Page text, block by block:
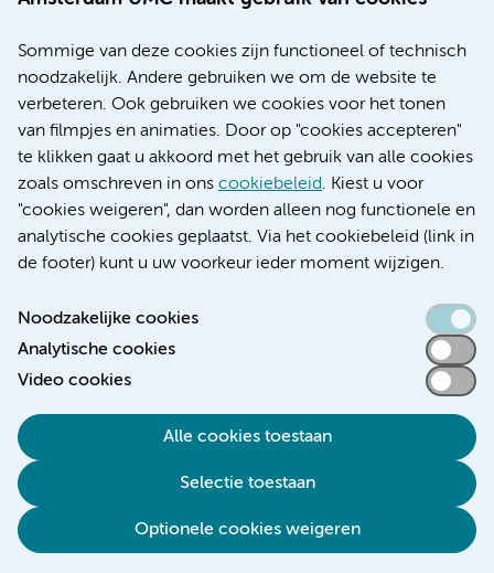
Sommige van deze cookies zijn functioneel of technisch
noodzakelijk. Andere gebruiken we om de website te
verbeteren. Ook gebruiken we cookies voor het tonen
van filmpjes en animaties. Door op "cookies accepteren"
te klikken gaat u akkoord met het gebruik van alle cookies
zoals omschreven in ons cookiebeleid. Kiest u voor
"cookies weigeren", dan worden alleen nog functionele en
analytische cookies geplaatst. Via het cookiebeleid (link in
de footer) kunt u uw voorkeur ieder moment wijzigen.
Noodzakelijke cookies
Analytische cookies
Video cookies
Alle cookies toestaan
Selectie toestaan
Optionele cookies weigeren
Nieuws
Research
Educatie locatie AMC
Educatie locatie VUmc
Verwijzen & diagnostiek
Toegankelijkheidsverklaring
Responsible disclosure